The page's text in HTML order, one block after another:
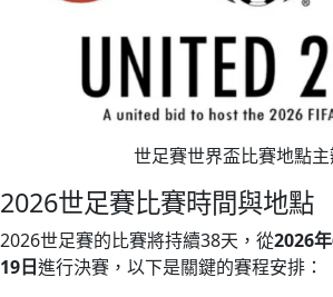
世足賽世界盃比賽地點
2026世足賽比賽時間與地點
2026世足賽的比賽將持續38天，從2026
19日進行決賽，以下是關鍵的賽程安排：